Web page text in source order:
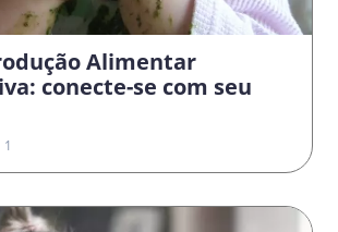
Alimentar
conecte-se com seu
1